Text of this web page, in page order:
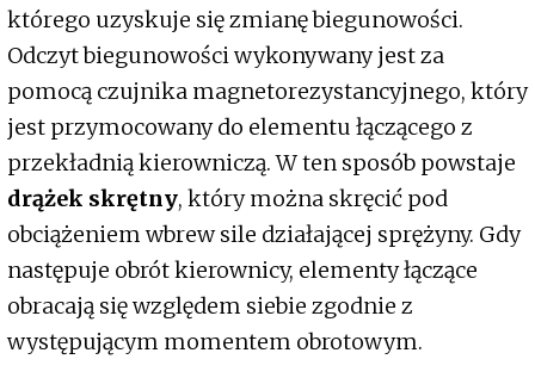
którego uzyskuje się zmianę biegunowości.
Odczyt biegunowości wykonywany jest za
pomocą czujnika magnetorezystancyjnego, który
jest przymocowany do elementu łączącego z
przekładnią kierowniczą. W ten sposób powstaje
drążek skrętny, który można skręcić pod
obciążeniem wbrew sile działającej sprężyny. Gdy
następuje obrót kierownicy, elementy łączące
obracają się względem siebie zgodnie z
występującym momentem obrotowym.